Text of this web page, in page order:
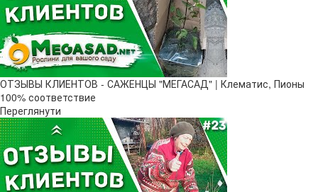
ОТЗЫВЫ КЛИЕНТОВ - САЖЕНЦЫ "МЕГАСАД" | Клематис, Пионы
100% соответствие
Переглянути